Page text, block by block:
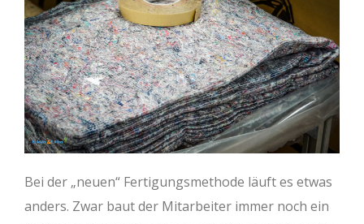
Bei der „neuen“ Fertigungsmethode läuft es etwas
anders. Zwar baut der Mitarbeiter immer noch ein